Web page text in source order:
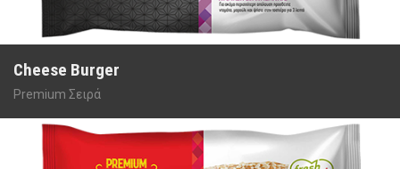
Cheese Burger
Premium Σειρά